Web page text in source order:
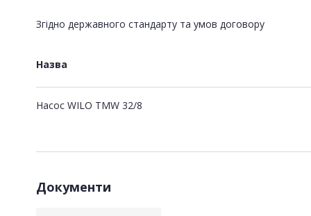
Згідно державного стандарту та умов договору
Назва
Насос WILO TMW 32/8
Документи